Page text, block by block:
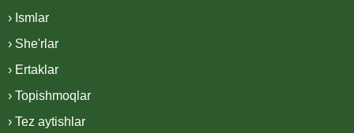
› Ismlar
› She'rlar
› Ertaklar
› Topishmoqlar
› Tez aytishlar